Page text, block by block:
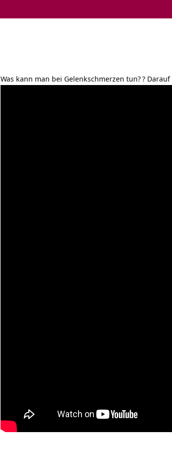
Was kann man bei Gelenkschmerzen tun??